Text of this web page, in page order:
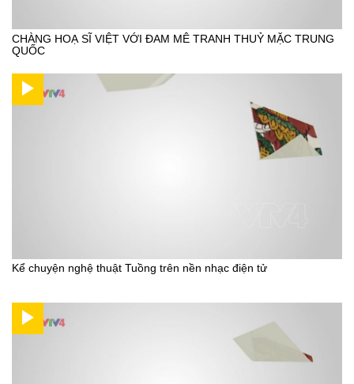
CHÀNG HOẠ SĨ VIỆT VỚI ĐAM MÊ TRANH THUỶ MẶC TRUNG
QUỐC
Kể chuyện nghệ thuật Tuồng trên nền nhạc điện tử